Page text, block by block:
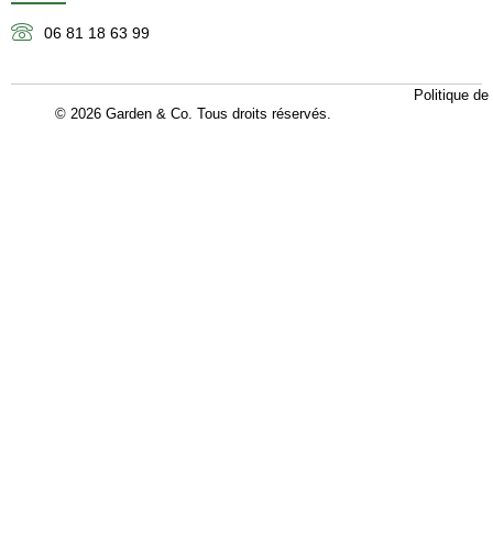
06 81 18 63 99
© 2026 Garden & Co. Tous droits réservés.
Politique